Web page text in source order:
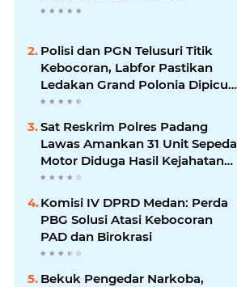
Polisi dan PGN Telusuri Titik
Kebocoran, Labfor Pastikan
Ledakan Grand Polonia Dipicu
Akumulasi Gas
Sat Reskrim Polres Padang
Lawas Amankan 31 Unit Sepeda
Motor Diduga Hasil Kejahatan
dari Rumah Warga di Pasar
Latong
Komisi IV DPRD Medan: Perda
PBG Solusi Atasi Kebocoran
PAD dan Birokrasi
Bekuk Pengedar Narkoba,